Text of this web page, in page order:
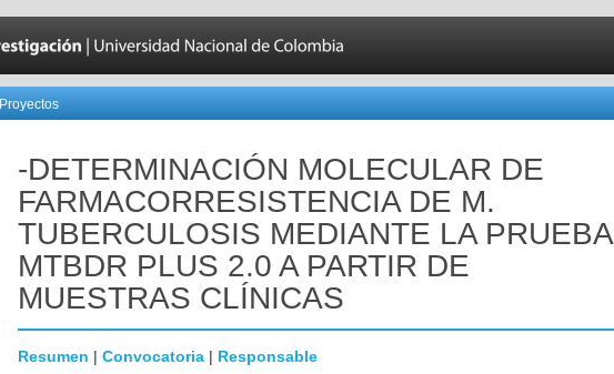
Proyectos
-DETERMINACIÓN MOLECULAR DE
FARMACORRESISTENCIA DE M.
TUBERCULOSIS MEDIANTE LA PRUEBA
MTBDR PLUS 2.0 A PARTIR DE
MUESTRAS CLÍNICAS
Resumen | Convocatoria | Responsable